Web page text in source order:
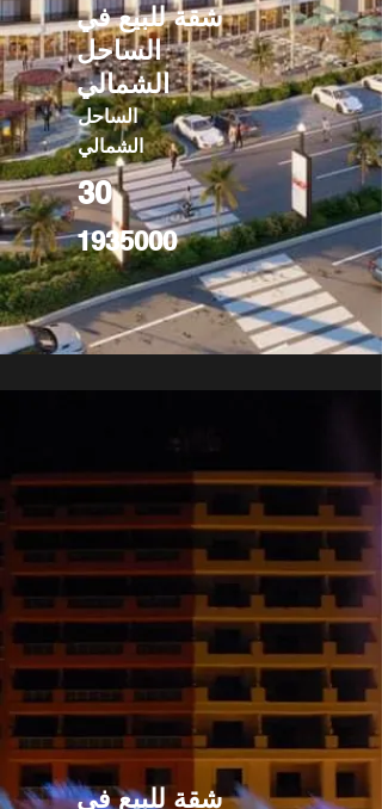
شقة للبيع في
الساحل
الشمالي
الساحل
الشمالي
30
1935000
شقة للبيع في